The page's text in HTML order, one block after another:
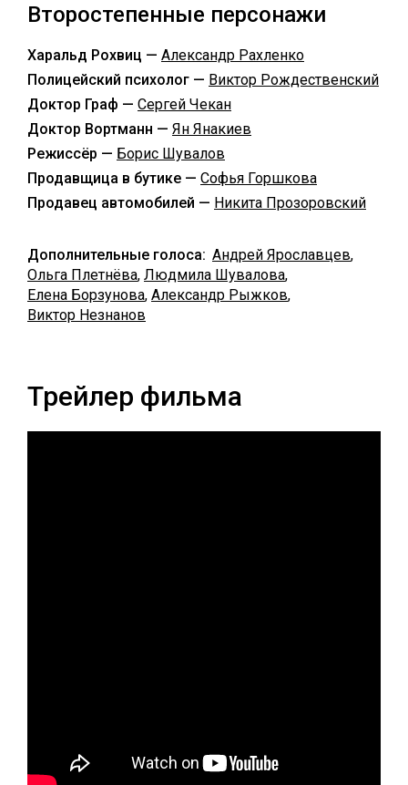
Второстепенные персонажи
Харальд Рохвиц — Александр Рахленко
Полицейский психолог — Виктор Рождественский
Доктор Граф — Сергей Чекан
Доктор Вортманн — Ян Янакиев
Режиссёр — Борис Шувалов
Продавщица в бутике — Софья Горшкова
Продавец автомобилей — Никита Прозоровский
Дополнительные голоса: Андрей Ярославцев,
Ольга Плетнёва, Людмила Шувалова,
Елена Борзунова, Александр Рыжков,
Виктор Незнанов
Трейлер фильма